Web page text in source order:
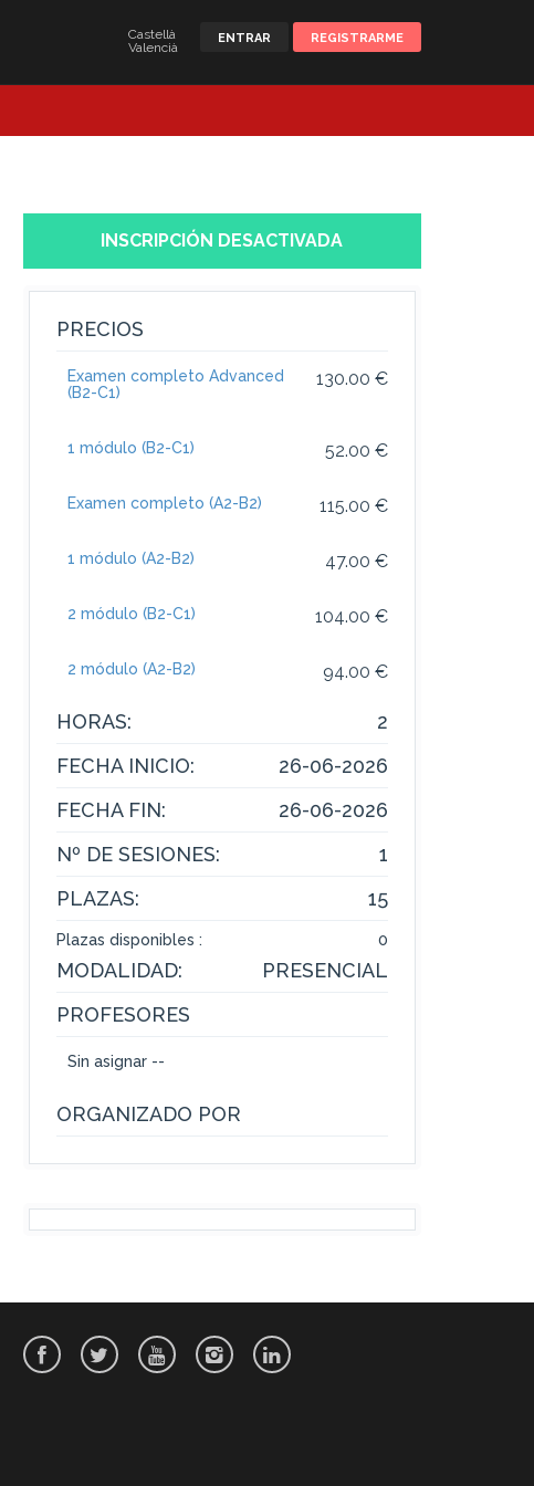
ENTRAR REGISTRARME
Castellà
Valencià
INSCRIPCIÓN DESACTIVADA
PRECIOS
130.00 €
Examen completo Advanced
(B2-C1)
52.00 €
1 módulo (B2-C1)
115.00 €
Examen completo (A2-B2)
47.00 €
1 módulo (A2-B2)
104.00 €
2 módulo (B2-C1)
94.00 €
2 módulo (A2-B2)
HORAS:
2
FECHA INICIO:
26-06-2026
FECHA FIN:
26-06-2026
Nº DE SESIONES:
1
PLAZAS:
15
Plazas disponibles : 0
MODALIDAD:
PRESENCIAL
PROFESORES
Sin asignar --
ORGANIZADO POR